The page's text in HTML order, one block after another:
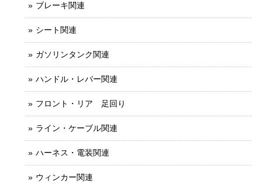
ブレーキ関連
シート関連
ガソリンタンク関連
ハンドル・レバー関連
フロント・リア 足回り
ライン・ケーブル関連
ハーネス・電装関連
ウィンカー関連